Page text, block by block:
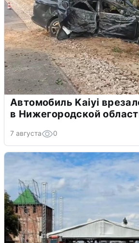
Автомобиль Kaiyi
в Нижегородской
7 августа 0